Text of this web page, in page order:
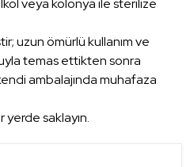
veya kolonya ile sterilize
uzun ömürlü kullanım ve
temas ettikten sonra
ambalajında muhafaza
yerde saklayın.